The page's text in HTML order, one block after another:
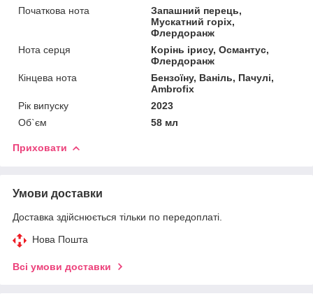
Початкова нота
Запашний перець,
Мускатний горіх,
Флердоранж
Нота серця
Корінь ірису, Османтус,
Флердоранж
Кінцева нота
Бензоїну, Ваніль, Пачулі,
Ambrofix
Рік випуску
2023
Об`єм
58 мл
Приховати
Умови доставки
Доставка здійснюється тільки по передоплаті.
Нова Пошта
Всі умови доставки